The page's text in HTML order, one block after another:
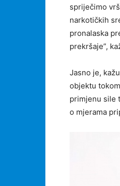
spriječimo
narkotičkih
pronalaska
prekršaje”,
Jasno je,
objektu
primjenu sile
o mjerama